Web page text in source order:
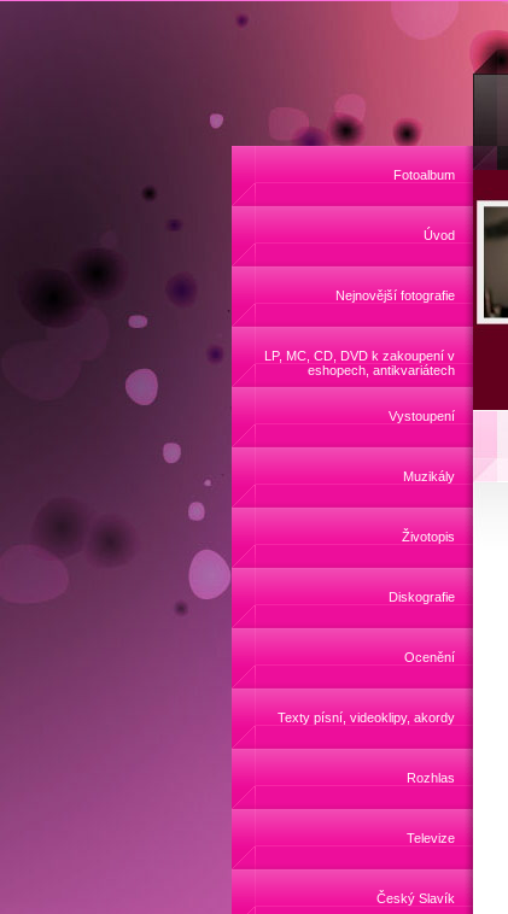
Fotoalbum
Úvod
Nejnovější fotografie
LP, MC, CD, DVD k zakoupení v
eshopech, antikvariátech
Vystoupení
Muzikály
Životopis
Diskografie
Ocenění
Texty písní, videoklipy, akordy
Rozhlas
Televize
Český Slavík